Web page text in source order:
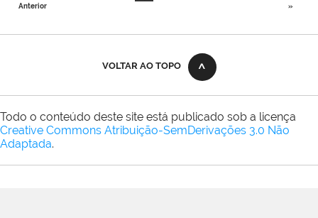
Anterior
»
VOLTAR AO TOPO
Todo o conteúdo deste site está publicado sob a licença
Creative Commons Atribuição-SemDerivações 3.0 Não
Adaptada.